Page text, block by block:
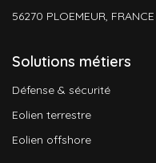
56270 PLOEMEUR, FRANCE
Solutions métiers
Défense & sécurité
Eolien terrestre
Eolien offshore